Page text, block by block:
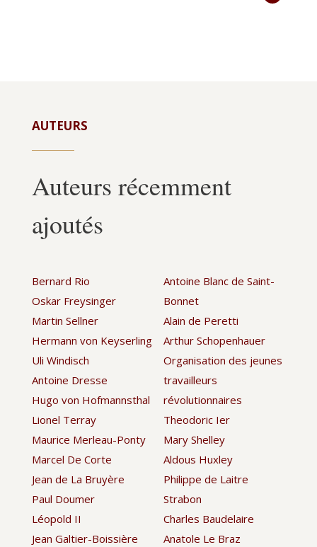
AUTEURS
Auteurs récemment
ajoutés
Bernard Rio
Oskar Freysinger
Martin Sellner
Hermann von Keyserling
Uli Windisch
Antoine Dresse
Hugo von Hofmannsthal
Lionel Terray
Maurice Merleau-Ponty
Marcel De Corte
Jean de La Bruyère
Paul Doumer
Léopold II
Jean Galtier-Boissière
Antoine Blanc de Saint-
Bonnet
Alain de Peretti
Arthur Schopenhauer
Organisation des jeunes
travailleurs
révolutionnaires
Theodoric Ier
Mary Shelley
Aldous Huxley
Philippe de Laitre
Strabon
Charles Baudelaire
Anatole Le Braz